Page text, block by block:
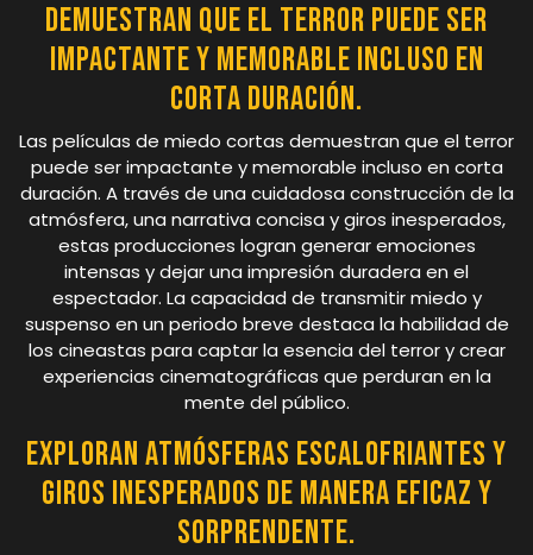
Demuestran que el terror puede ser
impactante y memorable incluso en
corta duración.
Las películas de miedo cortas demuestran que el terror
puede ser impactante y memorable incluso en corta
duración. A través de una cuidadosa construcción de la
atmósfera, una narrativa concisa y giros inesperados,
estas producciones logran generar emociones
intensas y dejar una impresión duradera en el
espectador. La capacidad de transmitir miedo y
suspenso en un periodo breve destaca la habilidad de
los cineastas para captar la esencia del terror y crear
experiencias cinematográficas que perduran en la
mente del público.
Exploran atmósferas escalofriantes y
giros inesperados de manera eficaz y
sorprendente.